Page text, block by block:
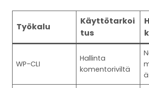
Työkalu
Käyttötarkoi
tus
WP-CLI
Hallinta
komentoriviltä
ä